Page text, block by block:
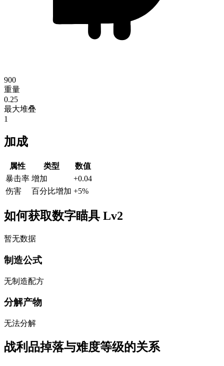
900
重量
0.25
最大堆叠
1
加成
属性 类型
数值
暴击率 增加 +0.04
伤害
百分比增加 +5%
如何获取数字瞄具 Lv2
暂无数据
制造公式
无制造配方
分解产物
无法分解
战利品掉落与难度等级的关系